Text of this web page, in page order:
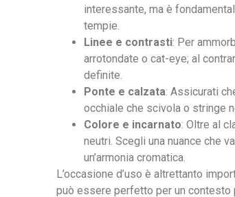
interessante, ma è
tempie.
Linee e contrasti: Per
arrotondate o cat-eye; al
definite.
Ponte e calzata: Assicurati
occhiale che scivola o stringe
Colore e incarnato: Oltre al
neutri. Scegli una nuance che
un’armonia cromatica.
L’occasione d’uso è altrettanto
può essere perfetto per un contesto